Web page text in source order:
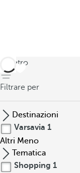
indietro
Filtrare per
Destinazioni
Varsavia 1
Altri Meno
Tematica
Shopping 1